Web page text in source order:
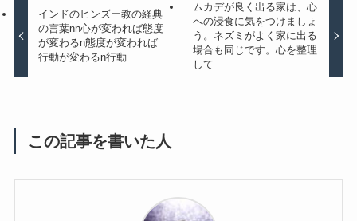
インドのヒンズー教の経典
の言葉nn心が変われば態度
が変わるn態度が変われば
行動が変わるn行動
ムカデが良く出る家は、心
への浸食に気をつけましょ
う。ネズミがよく家に出る
場合も同じです。心を整理
して
この記事を書いた人